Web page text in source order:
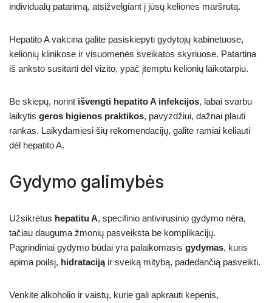
individualų patarimą, atsižvelgiant į jūsų kelionės maršrutą.
Hepatito A vakcina galite pasiskiepyti gydytojų kabinetuose,
kelionių klinikose ir visuomenės sveikatos skyriuose. Patartina
iš anksto susitarti dėl vizito, ypač įtemptu kelionių laikotarpiu.
Be skiepų, norint išvengti hepatito A infekcijos, labai svarbu
laikytis geros higienos praktikos, pavyzdžiui, dažnai plauti
rankas. Laikydamiesi šių rekomendacijų, galite ramiai keliauti
dėl hepatito A.
Gydymo galimybės
Užsikrėtus hepatitu A, specifinio antivirusinio gydymo nėra,
tačiau dauguma žmonių pasveiksta be komplikacijų.
Pagrindiniai gydymo būdai yra palaikomasis gydymas, kuris
apima poilsį, hidratacijąir sveiką mitybą, padedančią pasveikti.
Venkite alkoholio ir vaistų, kurie gali apkrauti kepenis,